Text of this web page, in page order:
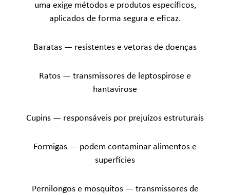
uma exige métodos e produtos específicos,
aplicados de forma segura e eficaz.
Baratas — resistentes e vetoras de doenças
Ratos — transmissores de leptospirose e
hantavirose
Cupins — responsáveis por prejuízos estruturais
Formigas — podem contaminar alimentos e
superfícies
Pernilongos e mosquitos — transmissores de